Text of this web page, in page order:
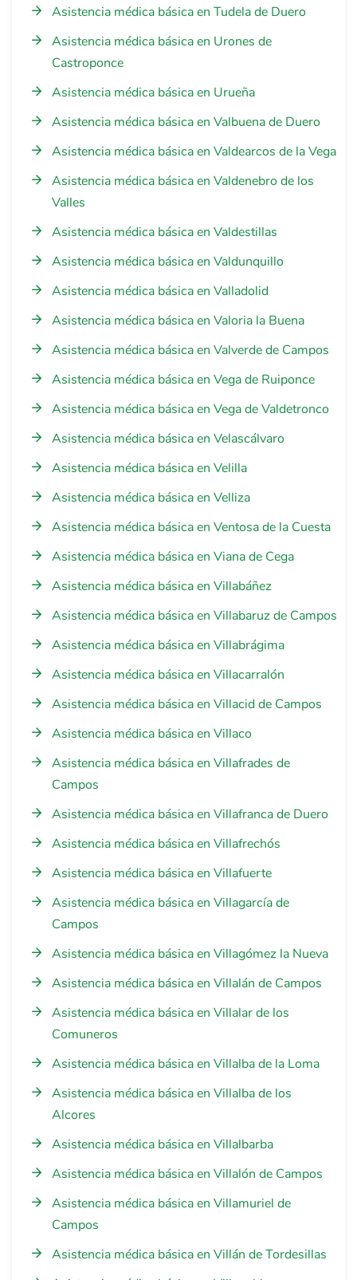
Asistencia médica básica en Tudela de Duero
Asistencia médica básica en Urones de
Castroponce
Asistencia médica básica en Urueña
Asistencia médica básica en Valbuena de Duero
Asistencia médica básica en Valdearcos de la Vega
Asistencia médica básica en Valdenebro de los
Valles
Asistencia médica básica en Valdestillas
Asistencia médica básica en Valdunquillo
Asistencia médica básica en Valladolid
Asistencia médica básica en Valoria la Buena
Asistencia médica básica en Valverde de Campos
Asistencia médica básica en Vega de Ruiponce
Asistencia médica básica en Vega de Valdetronco
Asistencia médica básica en Velascálvaro
Asistencia médica básica en Velilla
Asistencia médica básica en Velliza
Asistencia médica básica en Ventosa de la Cuesta
Asistencia médica básica en Viana de Cega
Asistencia médica básica en Villabáñez
Asistencia médica básica en Villabaruz de Campos
Asistencia médica básica en Villabrágima
Asistencia médica básica en Villacarralón
Asistencia médica básica en Villacid de Campos
Asistencia médica básica en Villaco
Asistencia médica básica en Villafrades de
Campos
Asistencia médica básica en Villafranca de Duero
Asistencia médica básica en Villafrechós
Asistencia médica básica en Villafuerte
Asistencia médica básica en Villagarcía de
Campos
Asistencia médica básica en Villagómez la Nueva
Asistencia médica básica en Villalán de Campos
Asistencia médica básica en Villalar de los
Comuneros
Asistencia médica básica en Villalba de la Loma
Asistencia médica básica en Villalba de los
Alcores
Asistencia médica básica en Villalbarba
Asistencia médica básica en Villalón de Campos
Asistencia médica básica en Villamuriel de
Campos
Asistencia médica básica en Villán de Tordesillas